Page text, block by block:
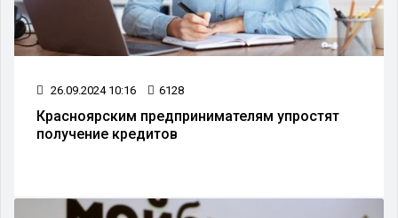
26.09.2024 10:16 6128
Красноярским предпринимателям упростят
получение кредитов